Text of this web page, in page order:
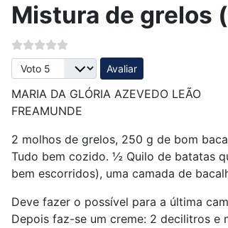
Mistura de grelos
Avalie, por favor
MARIA DA GLÓRIA AZEVEDO LEÃO
FREAMUNDE
2 molhos de grelos, 250 g de bom
Tudo bem cozido. ½ Quilo de batatas
bem escorridos), uma camada de
Deve fazer o possível para a última
Depois faz-se um creme: 2 decilitros e